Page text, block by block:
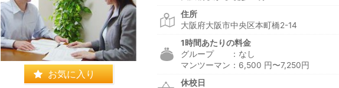
お気に入り
住所
大阪府大阪市中央区本町橋2-14
1時間あたりの料金
グループ ：なし
マンツーマン：6,500 円〜7,250円
休校日